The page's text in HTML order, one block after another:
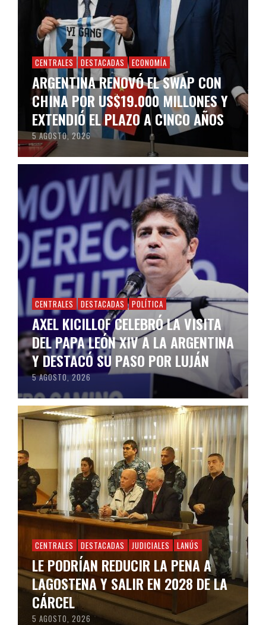
CENTRALES DESTACADAS ECONOMÍA
ARGENTINA RENOVÓ EL SWAP CON
CHINA POR US$19.000 MILLONES Y
EXTENDIÓ EL PLAZO A CINCO AÑOS
5 AGOSTO, 2026
CENTRALES DESTACADAS POLÍTICA
AXEL KICILLOF CELEBRÓ LA VISITA
DEL PAPA LEÓN XIV A LA ARGENTINA
Y DESTACÓ SU PASO POR LUJÁN
5 AGOSTO, 2026
CENTRALES DESTACADAS JUDICIALES LANÚS
LE PODRÍAN REDUCIR LA PENA A
LAGOSTENA Y SALIR EN 2028 DE LA
CÁRCEL
5 AGOSTO, 2026